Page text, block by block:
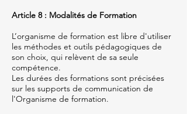
Article 8 : Modalités de Formation
L’organisme de formation est libre d'utiliser
les méthodes et outils pédagogiques de
son choix, qui relèvent de sa seule
compétence.
Les durées des formations sont précisées
sur les supports de communication de
l'Organisme de formation.